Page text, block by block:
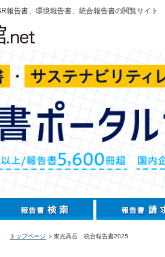
報告書、環境報告書、統合報告書の閲覧サイト
トップページ ＞東光高岳 統合報告書2025